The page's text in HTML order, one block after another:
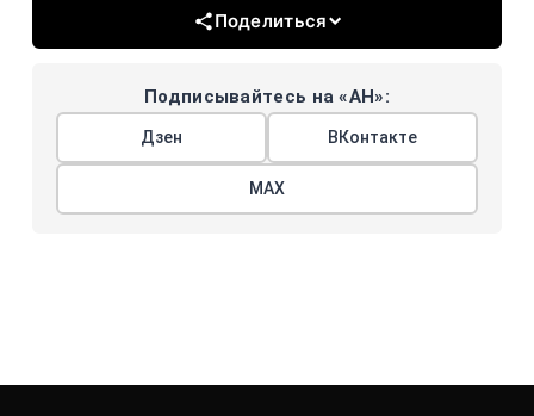
Поделиться
Подписывайтесь на «АН»:
Дзен ВКонтакте
МАХ